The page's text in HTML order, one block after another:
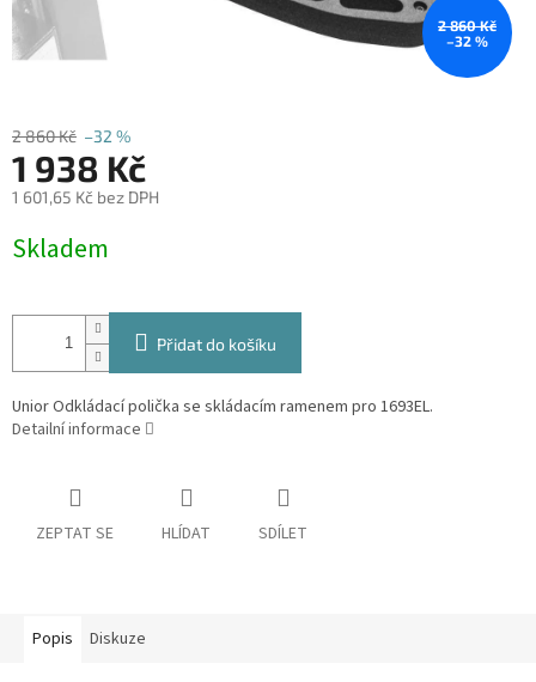
2 860 Kč
–32 %
2 860 Kč –32 %
1 938 Kč
1 601,65 Kč bez DPH
cena:
Skladem
Přidat do košíku
Unior Odkládací polička se skládacím ramenem pro 1693EL.
Detailní informace
ZEPTAT SE HLÍDAT SDÍLET
Popis Diskuze